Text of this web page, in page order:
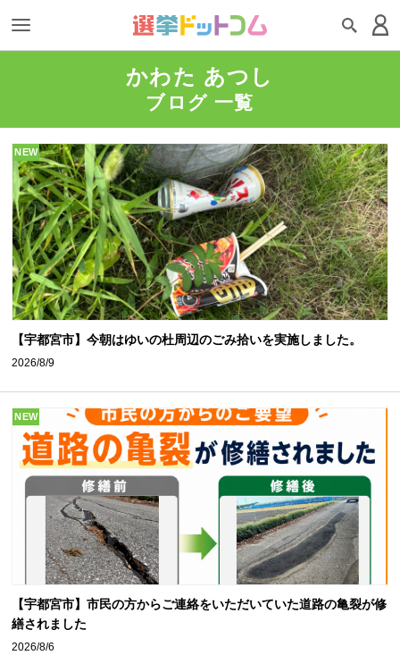
かわた あつし
ブログ 一覧
NEW
【宇都宮市】今朝はゆいの杜周辺のごみ拾いを実施しました。
2026/8/9
NEW
【宇都宮市】市民の方からご連絡をいただいていた道路の亀裂が修
繕されました
2026/8/6